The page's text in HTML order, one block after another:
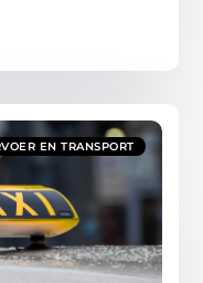
EN TRANSPORT